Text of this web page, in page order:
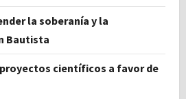
la soberanía y la
Bautista
científicos a favor de